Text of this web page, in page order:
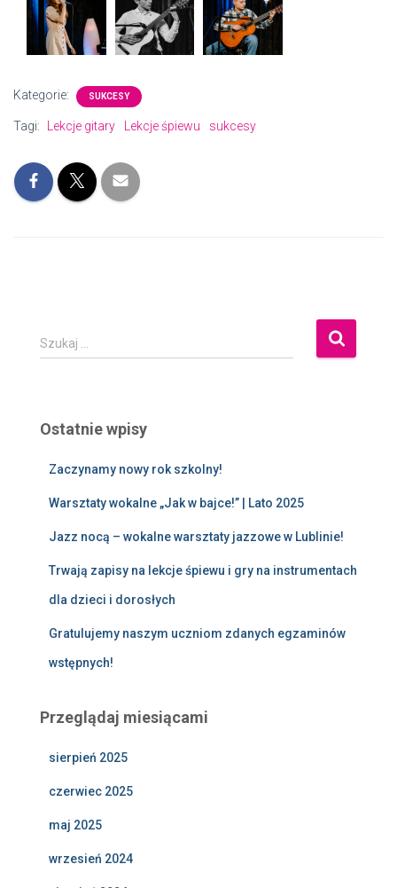
Kategorie: SUKCESY
Tagi: Lekcje gitary Lekcje śpiewu sukcesy
Szukaj …
Ostatnie wpisy
Zaczynamy nowy rok szkolny!
Warsztaty wokalne „Jak w bajce!” | Lato 2025
Jazz nocą – wokalne warsztaty jazzowe w Lublinie!
Trwają zapisy na lekcje śpiewu i gry na instrumentach
dla dzieci i dorosłych
Gratulujemy naszym uczniom zdanych egzaminów
wstępnych!
Przeglądaj miesiącami
sierpień 2025
czerwiec 2025
maj 2025
wrzesień 2024